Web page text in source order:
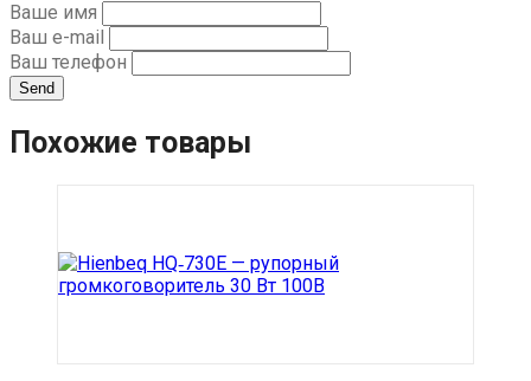
Ваше имя
Ваш e-mail
Ваш телефон
Send
Похожие товары